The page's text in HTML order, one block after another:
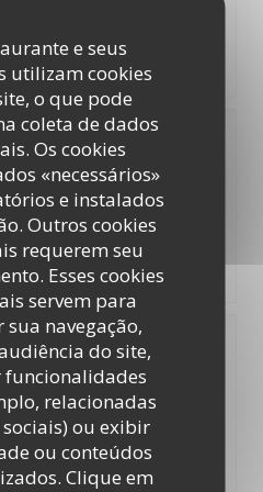
e seus
utilizam cookies
o que pode
coleta de dados
Os cookies
«necessários»
e instalados
Outros cookies
requerem seu
Esses cookies
servem para
navegação,
do site,
funcionalidades
relacionadas
sociais) ou exibir
ou conteúdos
Clique em
et l’ambiance au
menu: 5/5 quality_price
… Tout était parfait, le
y reviendrons …
menu 5/5 quality_price
très loin? En allant à Issy
les vignes alors qu'on